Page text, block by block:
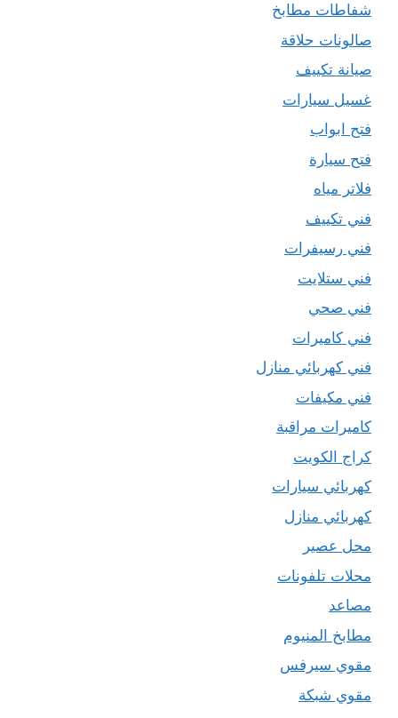
شفاطات مطابخ
صالونات حلاقة
صيانة تكييف
غسيل سيارات
فتح ابواب
فتح سيارة
فلاتر مياه
فني تكييف
فني رسيفرات
فني ستلايت
فني صحي
فني كاميرات
فني كهربائي منازل
فني مكيفات
كاميرات مراقبة
كراج الكويت
كهربائي سيارات
كهربائي منازل
محل عصير
محلات تلفونات
مصاعد
مطابخ المنيوم
مقوي سيرفس
مقوي شبكة